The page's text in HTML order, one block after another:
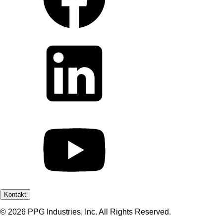
Kontakt
© 2026 PPG Industries, Inc. All Rights Reserved.